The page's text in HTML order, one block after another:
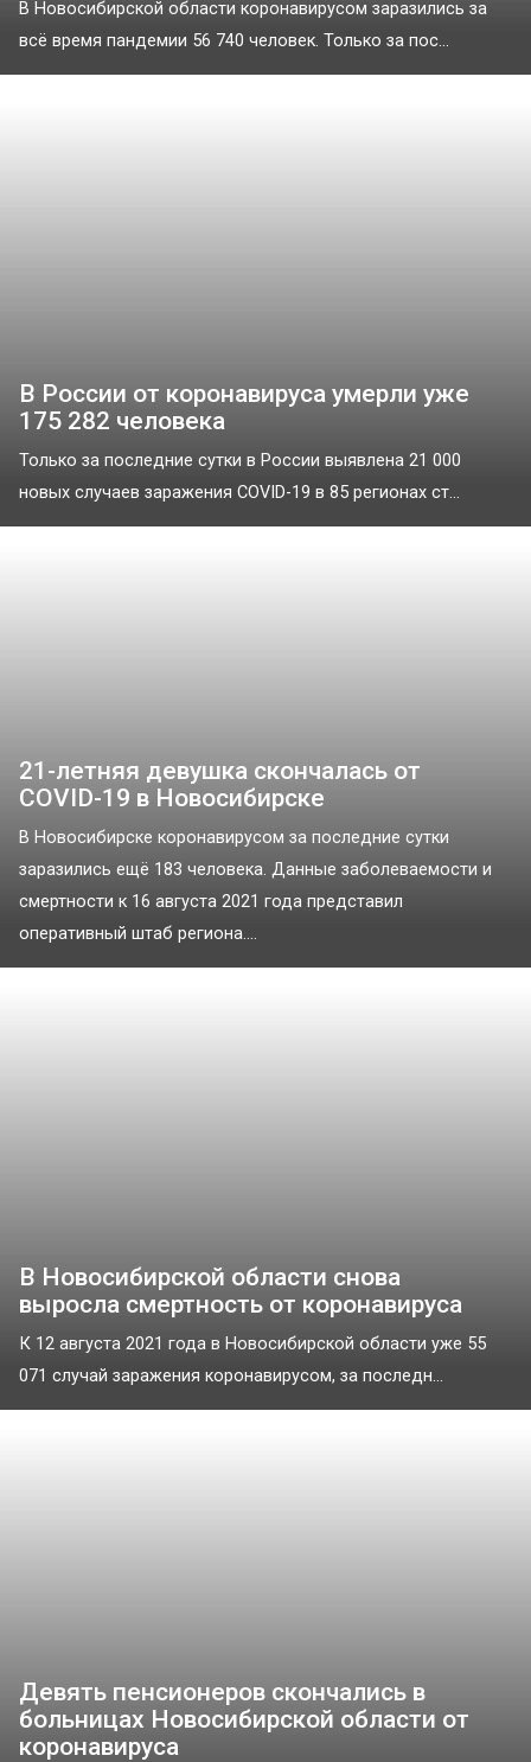
В Новосибирской области коронавирусом заразились за
всё время пандемии 56 740 человек. Только за пос...
В России от коронавируса умерли уже
175 282 человека
Только за последние сутки в России выявлена 21 000
новых случаев заражения COVID-19 в 85 регионах ст...
21-летняя девушка скончалась от
COVID-19 в Новосибирске
В Новосибирске коронавирусом за последние сутки
заразились ещё 183 человека. Данные заболеваемости и
смертности к 16 августа 2021 года представил
оперативный штаб региона....
В Новосибирской области снова
выросла смертность от коронавируса
К 12 августа 2021 года в Новосибирской области уже 55
071 случай заражения коронавирусом, за последн...
Девять пенсионеров скончались в
больницах Новосибирской области от
коронавируса